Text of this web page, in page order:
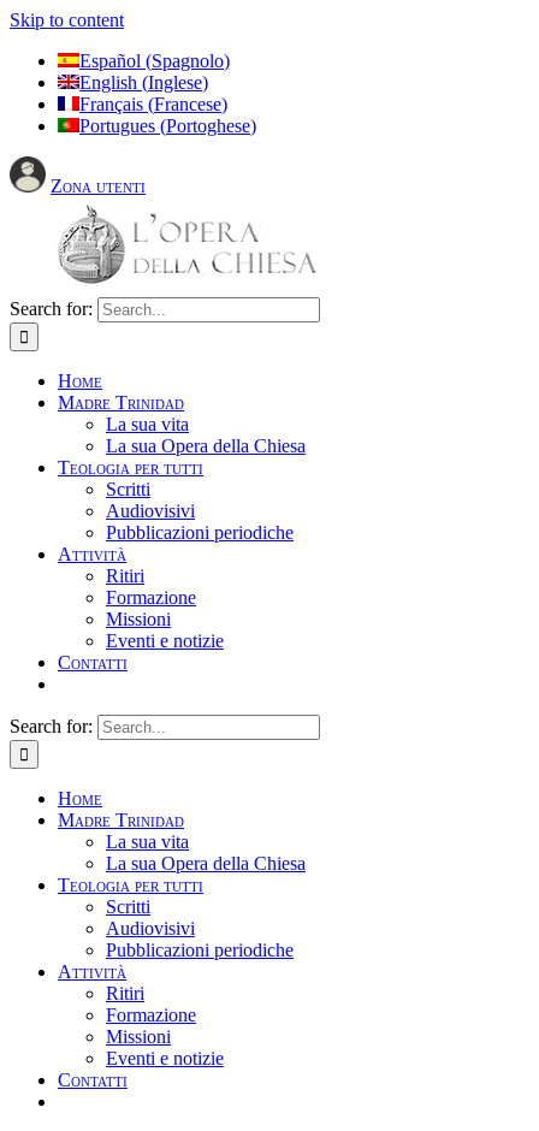
Skip to content
Español (Spagnolo)
English (Inglese)
Français (Francese)
Portugues (Portoghese)
Zona utenti
Search for:
Home
Madre Trinidad
La sua vita
La sua Opera della Chiesa
Teologia per tutti
Scritti
Audiovisivi
Pubblicazioni periodiche
Attività
Ritiri
Formazione
Missioni
Eventi e notizie
Contatti
Search for:
Home
Madre Trinidad
La sua vita
La sua Opera della Chiesa
Teologia per tutti
Scritti
Audiovisivi
Pubblicazioni periodiche
Attività
Ritiri
Formazione
Missioni
Eventi e notizie
Contatti